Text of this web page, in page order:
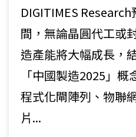
DIGITIMES
間，無論晶圓代工或
造產能將大幅成長，
「中國製造2025」
程式化閘陣列、物聯
片...